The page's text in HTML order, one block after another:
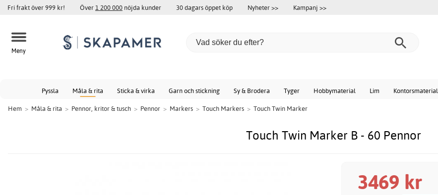
Fri frakt över 999 kr! Över1 200 000 nöjda kunder 30 dagars öppet köp Nyheter >> Kampanj >>
Meny
Pyssla Måla & rita Sticka & virka Garn och stickning Sy & Brodera Tyger Hobbymaterial Lim Kontorsmaterial
Hem > Måla & rita > Pennor, kritor & tusch > Pennor > Markers > Touch Markers > Touch Twin Marker
Touch Twin Marker B - 60 Pennor
3469 kr